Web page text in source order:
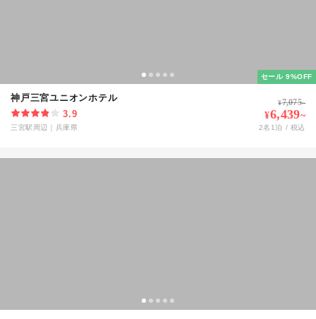
セール 9%OFF
神戸三宮ユニオンホテル
3.9
三宮駅周辺 兵庫県
¥7,075~
¥6,439~
2名 1泊 / 税込